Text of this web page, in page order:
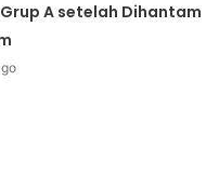
A setelah Dihantam